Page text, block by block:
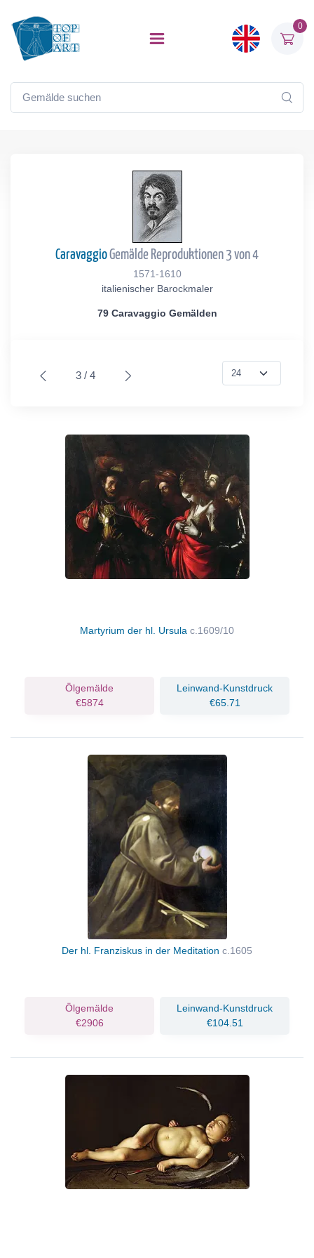
0
CaravaggioGemälde Reproduktionen 3 von 4
1571-1610
italienischer Barockmaler
79 Caravaggio Gemälden
3 / 4
Martyrium der hl. Ursula c.1609/10
Ölgemälde
€5874
Leinwand-Kunstdruck
€65.71
Der hl. Franziskus in der Meditation c.1605
Ölgemälde
€2906
Leinwand-Kunstdruck
€104.51